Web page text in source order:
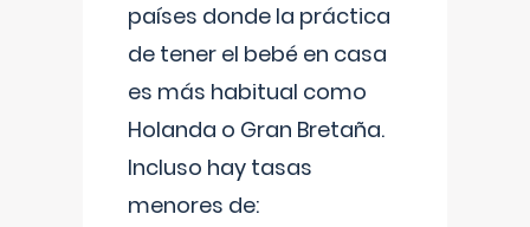
países donde la práctica
de tener el bebé en casa
es más habitual como
Holanda o Gran Bretaña.
Incluso hay tasas
menores de: